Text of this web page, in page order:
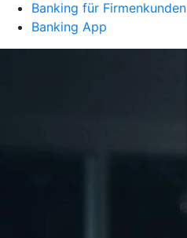
Banking für Firmenkunden
Banking App